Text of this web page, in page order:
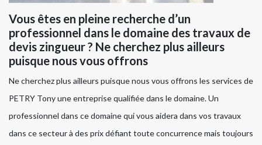
Vous êtes en pleine recherche d’un
professionnel dans le domaine des travaux de
devis zingueur ? Ne cherchez plus ailleurs
puisque nous vous offrons
Ne cherchez plus ailleurs puisque nous vous offrons les services de
PETRY Tony une entreprise qualifiée dans le domaine. Un
professionnel dans ce domaine qui vous aidera dans vos travaux
dans ce secteur à des prix défiant toute concurrence mais toujours